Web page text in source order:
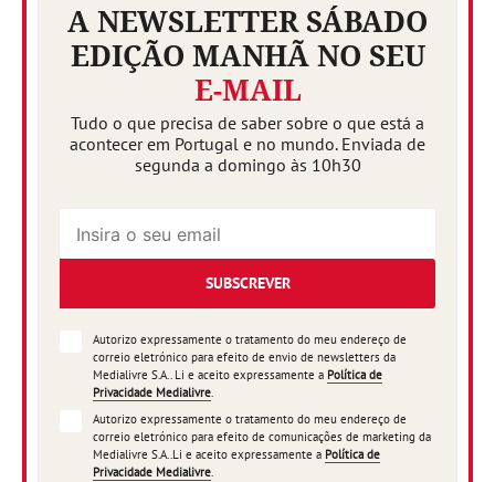
A NEWSLETTER SÁBADO
EDIÇÃO MANHÃ NO SEU
E-MAIL
Tudo o que precisa de saber sobre o que está a
acontecer em Portugal e no mundo. Enviada de
segunda a domingo às 10h30
SUBSCREVER
Autorizo expressamente o tratamento do meu endereço de
correio eletrónico para efeito de envio de newsletters da
Medialivre S.A.. Li e aceito expressamente a Política de
Privacidade Medialivre.
Autorizo expressamente o tratamento do meu endereço de
correio eletrónico para efeito de comunicações de marketing da
Medialivre S.A..Li e aceito expressamente a Política de
Privacidade Medialivre.